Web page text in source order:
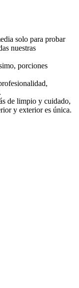
solo para probar
nuestras
porciones
de limpio y cuidado,
y exterior es única.